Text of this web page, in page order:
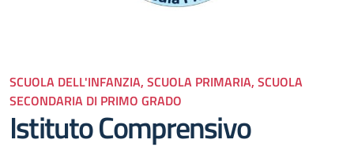
SCUOLA DELL'INFANZIA, SCUOLA PRIMARIA, SCUOLA
SECONDARIA DI PRIMO GRADO
Istituto Comprensivo